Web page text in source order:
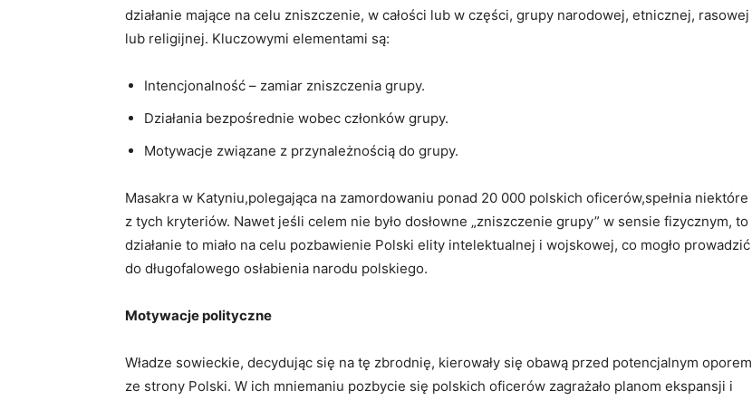
działanie mające ⁢na celu zniszczenie, w⁢ całości lub w części, grupy narodowej, etnicznej, rasowej
lub religijnej. Kluczowymi elementami są:
Intencjonalność – zamiar⁢ zniszczenia grupy.
Działania​ bezpośrednie wobec ⁢członków grupy.
Motywacje ​związane ​z przynależnością do grupy.
Masakra w Katyniu,polegająca na zamordowaniu ponad ‍20 000 polskich oficerów,spełnia niektóre
z tych kryteriów. Nawet jeśli celem nie‍ było dosłowne „zniszczenie ‌grupy”⁣ w sensie fizycznym, to
działanie to miało na celu pozbawienie Polski elity intelektualnej i wojskowej, co mogło prowadzić
do ​długofalowego ‌osłabienia narodu polskiego.
Motywacje polityczne
Władze sowieckie, decydując się na tę zbrodnię, kierowały się obawą przed potencjalnym oporem
ze ⁣strony Polski.‍ W ich mniemaniu‌ pozbycie⁣ się polskich oficerów zagrażało planom ekspansji i